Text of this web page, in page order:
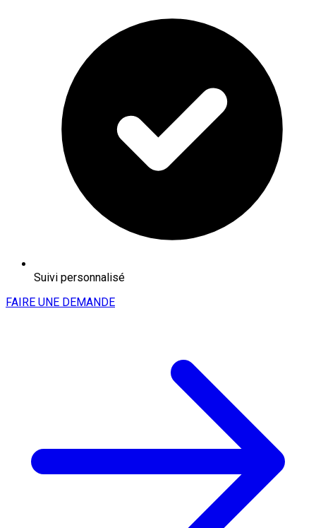
Suivi personnalisé
FAIRE UNE DEMANDE